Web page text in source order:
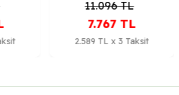
11.096TL
7.767TL
2.589 TL x 3 Taksit